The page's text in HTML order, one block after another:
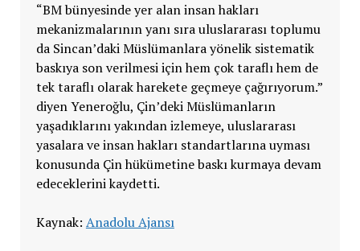
“BM bünyesinde yer alan insan hakları
mekanizmalarının yanı sıra uluslararası toplumu
da Sincan’daki Müslümanlara yönelik sistematik
baskıya son verilmesi için hem çok taraflı hem de
tek taraflı olarak harekete geçmeye çağırıyorum.”
diyen Yeneroğlu, Çin’deki Müslümanların
yaşadıklarını yakından izlemeye, uluslararası
yasalara ve insan hakları standartlarına uyması
konusunda Çin hükümetine baskı kurmaya devam
edeceklerini kaydetti.
Kaynak: Anadolu Ajansı